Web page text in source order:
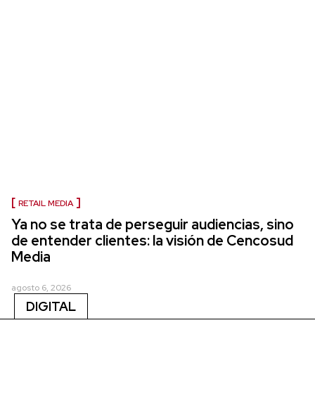
RETAIL MEDIA
Ya no se trata de perseguir audiencias, sino
de entender clientes: la visión de Cencosud
Media
agosto 6, 2026
DIGITAL